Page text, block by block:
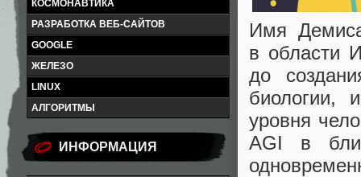
КОСМОНАВТИКА
РАЗРАБОТКА ВЕБ-САЙТОВ
GOOGLE
ЖЕЛЕЗО
LINUX
АЛГОРИТМЫ
ИНФОРМАЦИЯ
Имя
в области
до
уровня
AGI в